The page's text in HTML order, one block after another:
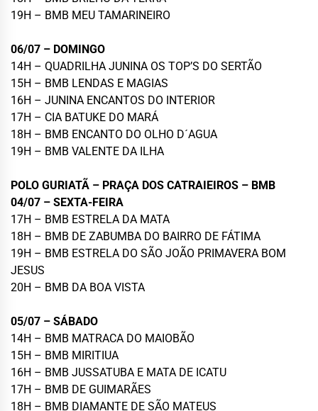
19H – BMB MEU TAMARINEIRO
06/07 – DOMINGO
14H – QUADRILHA JUNINA OS TOP’S DO SERTÃO
15H – BMB LENDAS E MAGIAS
16H – JUNINA ENCANTOS DO INTERIOR
17H – CIA BATUKE DO MARÁ
18H – BMB ENCANTO DO OLHO D´AGUA
19H – BMB VALENTE DA ILHA
POLO GURIATÃ – PRAÇA DOS CATRAIEIROS – BMB
04/07 – SEXTA-FEIRA
17H – BMB ESTRELA DA MATA
18H – BMB DE ZABUMBA DO BAIRRO DE FÁTIMA
19H – BMB ESTRELA DO SÃO JOÃO PRIMAVERA BOM
JESUS
20H – BMB DA BOA VISTA
05/07 – SÁBADO
14H – BMB MATRACA DO MAIOBÃO
15H – BMB MIRITIUA
16H – BMB JUSSATUBA E MATA DE ICATU
17H – BMB DE GUIMARÃES
18H – BMB DIAMANTE DE SÃO MATEUS